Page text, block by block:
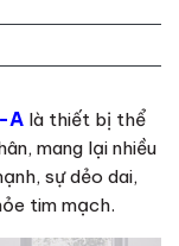
-A là thiết bị thể
mang lại nhiều
sự dẻo dai,
tim mạch.